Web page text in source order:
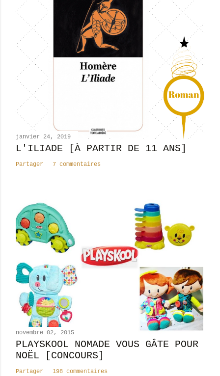
t
r
c
m
n
t
i
janvier 24, 2019
L'ILIADE [À PARTIR DE 11 ANS]
Partager 7 commentaires
novembre 02, 2015
PLAYSKOOL NOMADE VOUS GÂTE POUR
NOËL [CONCOURS]
Partager 198 commentaires